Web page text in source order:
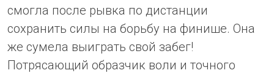
смогла после рывка по дистанции
сохранить силы на борьбу на финише. Она
же сумела выиграть свой забег!
Потрясающий образчик воли и точного